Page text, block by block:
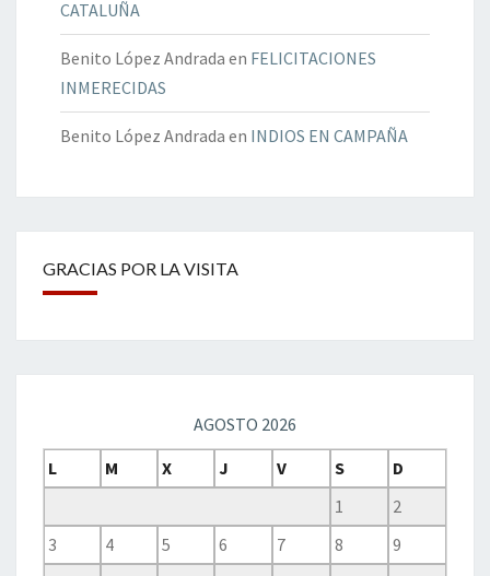
CATALUÑA
Benito López Andrada en FELICITACIONES
INMERECIDAS
Benito López Andrada en INDIOS EN CAMPAÑA
GRACIAS POR LA VISITA
AGOSTO 2026
L
M X J V S
D
1
2
3
4 5 6 7 8
9